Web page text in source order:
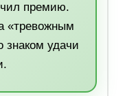
премию.
«тревожным
знаком удачи